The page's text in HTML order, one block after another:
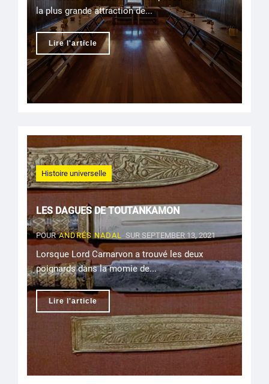
la plus grande attraction de...
Lire l'article
Histoire universelle
LES DAGUES DE TOUTANKAMON
POUR ANDRÉS NADAL SUR SEPTEMBER 13, 2021
Lorsque Lord Carnarvon a trouvé les deux
poignards dans la momie de...
Lire l'article